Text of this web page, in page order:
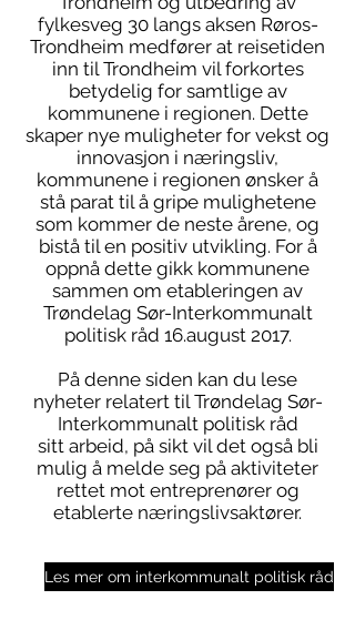
fylkesveg 30 langs aksen Røros-
Trondheim medfører at reisetiden
inn til Trondheim vil forkortes
betydelig for samtlige av
kommunene i regionen. Dette
skaper nye muligheter for vekst og
innovasjon i næringsliv,
kommunene i regionen ønsker å
stå parat til å gripe mulighetene
som kommer de neste årene, og
bistå til en positiv utvikling. For å
oppnå dette gikk kommunene
sammen om etableringen av
Trøndelag Sør-Interkommunalt
politisk råd 16.august 2017.
På denne siden kan du lese
nyheter relatert til Trøndelag Sør-
Interkommunalt politisk råd
sitt arbeid, på sikt vil det også bli
mulig å melde seg på aktiviteter
rettet mot entreprenører og
etablerte næringslivsaktører.
Les mer om interkommunalt politisk råd